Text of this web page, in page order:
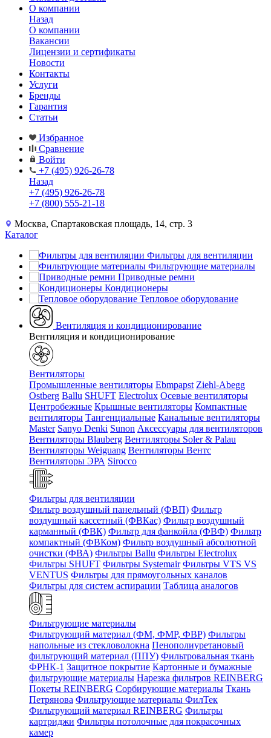
О компании
Назад
О компании
Вакансии
Лицензии и сертификаты
Новости
Контакты
Услуги
Бренды
Гарантия
Статьи
Избранное
Сравнение
Войти
+7 (495) 926-26-78
Назад
+7 (495) 926-26-78
+7 (800) 555-21-18
Москва, Спартаковская площадь, 14, стр. 3
Каталог
Фильтры для вентиляции
Фильтрующие материалы
Приводные ремни
Кондиционеры
Тепловое оборудование
Вентиляция и кондиционирование
Вентиляция и кондиционирование
Вентиляторы
Промышленные вентиляторы Ebmpapst Ziehl-Abegg
Ostberg Ballu SHUFT Electrolux Осевые вентиляторы
Центробежные Крышные вентиляторы Компактные
вентиляторы Тангенциальные Канальные вентиляторы
Master Sanyo Denki Sunon Аксессуары для вентиляторов
Вентиляторы Blauberg Вентиляторы Soler & Palau
Вентиляторы Weiguang Вентиляторы Вентс
Вентиляторы ЭРА Sirocco
Фильтры для вентиляции
Фильтр воздушный панельный (ФВП) Фильтр
воздушный кассетный (ФВКас) Фильтр воздушный
карманный (ФВК) Фильтр для фанкойла (ФВФ) Фильтр
компактный (ФВКом) Фильтр воздушный абсолютной
очистки (ФВА) Фильтры Ballu Фильтры Electrolux
Фильтры SHUFT Фильтры Systemair Фильтры VTS VS
VENTUS Фильтры для прямоугольных каналов
Фильтры для систем аспирации Таблица аналогов
Фильтрующие материалы
Фильтрующий материал (ФМ, ФМР, ФВР) Фильтры
напольные из стекловолокна Пенополиуретановый
фильтрующий материал (ППУ) Фильтровальная ткань
ФРНК-1 Защитное покрытие Картонные и бумажные
фильтрующие материалы Нарезка фильтров REINBERG
Покеты REINBERG Сорбирующие материалы Ткань
Петрянова Фильтрующие материалы ФилТек
Фильтрующий материал REINBERG Фильтры
картриджи Фильтры потолочные для покрасочных
камер